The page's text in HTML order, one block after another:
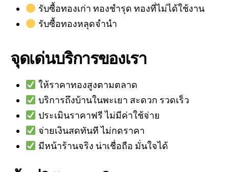
รับซื้อทองเก่า ทองชำรุด ทองที่ไม่ได้ใช้งาน
รับซื้อทองหลุดจำนำ
จุดเด่นบริการของเรา
ให้ราคาทองสูงตามตลาด
บริการถึงบ้านในพะเยา สะดวก รวดเร็ว
ประเมินราคาฟรี ไม่มีค่าใช้จ่าย
จ่ายเงินสดทันที ไม่กดราคา
มีหน้าร้านจริง น่าเชื่อถือ มั่นใจได้